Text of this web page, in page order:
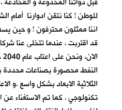
للوطن ! كنا نتقن ادوارنا أمام
اننا ممثلون محترفون ! و حين
قد اقتربت ، عندما تتخلى عنا
النفط محصورة بصناعات محددة
الثلاثية الابعاد بشكل واسع .و
تكنولوجي . كما تم الاستغناء عن